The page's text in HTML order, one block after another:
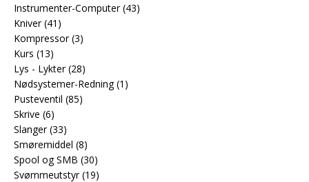
Instrumenter-Computer (43)
Kniver (41)
Kompressor (3)
Kurs (13)
Lys - Lykter (28)
Nødsystemer-Redning (1)
Pusteventil (85)
Skrive (6)
Slanger (33)
Smøremiddel (8)
Spool og SMB (30)
Svømmeutstyr (19)